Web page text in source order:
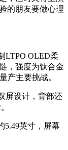
的朋友要做心理
LTPO OLED柔
，强度为钛合金
产主要挑战。
屏设计，背部还
5.49英寸，屏幕